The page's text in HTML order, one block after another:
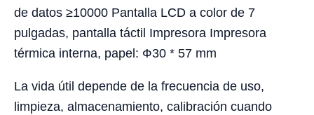
de datos ≥10000 Pantalla LCD a color de 7
pulgadas, pantalla táctil Impresora Impresora
térmica interna, papel: Ф30 * 57 mm
La vida útil depende de la frecuencia de uso,
limpieza, almacenamiento, calibración cuando